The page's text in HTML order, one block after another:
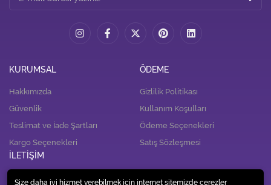
KURUMSAL
Hakkımızda
Güvenlik
Teslimat ve İade Şartları
Kargo Seçenekleri
ÖDEME
Gizlilik Politikası
Kullanım Koşulları
Ödeme Seçenekleri
Satış Sözleşmesi
İLETİŞİM
İletişim
Size daha iyi hizmet verebilmek için internet sitemizde çerezler